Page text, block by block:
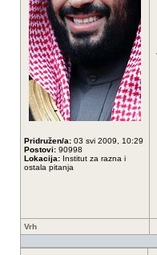
Pridružen/a: 03 svi 2009, 10:29
Postovi: 90998
Lokacija: Institut za razna i
ostala pitanja
Vrh